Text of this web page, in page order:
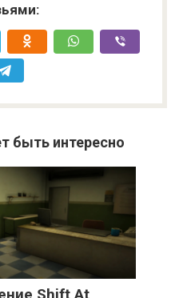
быть интересно
Shift At